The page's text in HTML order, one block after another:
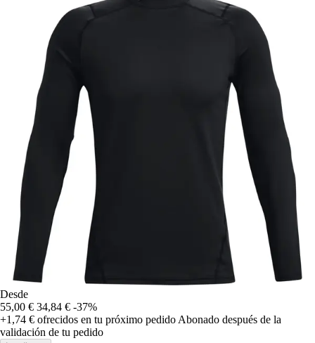
Desde
55,00 € 34,84 € -37%
+1,74 € ofrecidos en tu próximo pedido Abonado después de la
validación de tu pedido